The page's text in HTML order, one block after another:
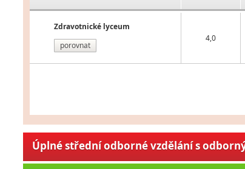
Zdravotnické lyceum
porovnat
4,0
Úplné střední odborné vzdělání s